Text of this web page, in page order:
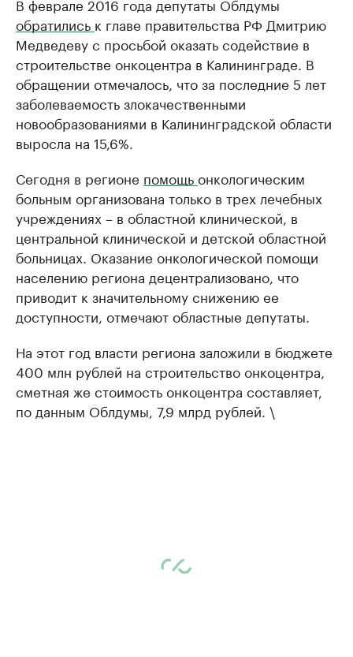
обратились к главе правительства РФ Дмитрию
Медведеву с просьбой оказать содействие в
строительстве онкоцентра в Калининграде. В
обращении отмечалось, что за последние 5 лет
заболеваемость злокачественными
новообразованиями в Калининградской области
выросла на 15,6%.
Сегодня в регионе помощьонкологическим
больным организована только в трех лечебных
учреждениях – в областной клинической, в
центральной клинической и детской областной
больницах. Оказание онкологической помощи
населению региона децентрализовано, что
приводит к значительному снижению ее
доступности, отмечают областные депутаты.
На этот год власти региона заложили в бюджете
400 млн рублей на строительство онкоцентра,
сметная же стоимость онкоцентра составляет,
по данным Облдумы, 7,9 млрд рублей. \